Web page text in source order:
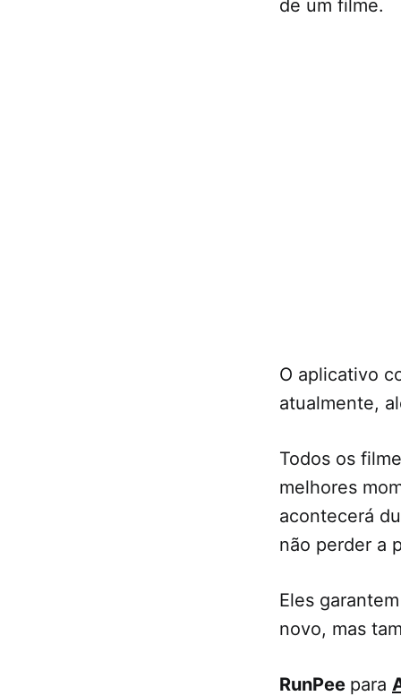
de um filme.
O aplicativo
atualmente,
Todos os
melhores
acontecerá
não perder a
Eles
novo, mas
RunPee para